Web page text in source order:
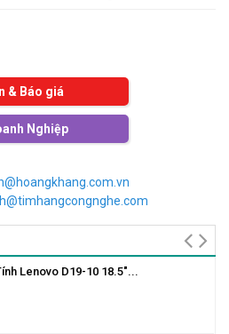
& Báo giá
Nghiệp
Lenovo D19-10 18.5"...